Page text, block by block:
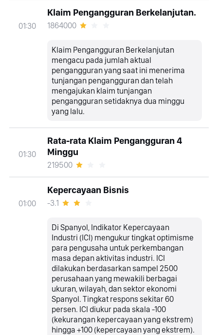
01:30
Klaim Pengangguran Berkelanjutan.
1864000
Klaim Pengangguran Berkelanjutan
mengacu pada jumlah aktual
pengangguran yang saat ini menerima
tunjangan pengangguran dan telah
mengajukan klaim tunjangan
pengangguran setidaknya dua minggu
yang lalu.
01:30
Rata-rata Klaim Pengangguran 4
Minggu
219500
01:00
Kepercayaan Bisnis
-3.1
Di Spanyol, Indikator Kepercayaan
Industri (ICI) mengukur tingkat optimisme
para pengusaha untuk perkembangan
masa depan aktivitas industri. ICI
dilakukan berdasarkan sampel 2500
perusahaan yang mewakili berbagai
ukuran, wilayah, dan sektor ekonomi
Spanyol. Tingkat respons sekitar 60
persen. ICI diukur pada skala -100
(kekurangan kepercayaan yang ekstrem)
hingga +100 (kepercayaan yang ekstrem).